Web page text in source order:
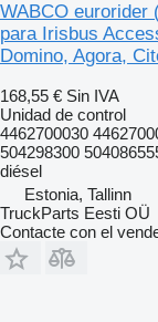
WABCO eurorider
para Irisbus
Domino, Agora,
168,55 € Sin IVA
Unidad de control
4462700030
504298300
diésel
Estonia, Tallinn
TruckParts Eesti OÜ
Contacte con el